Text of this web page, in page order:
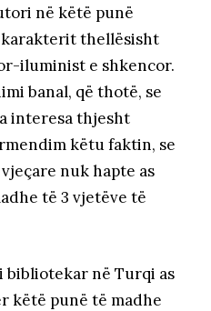
në këtë punë
thellësisht
iluminist e shkencor.
banal, që thotë, se
interesa thjesht
këtu faktin, se
nuk hapte as
të 3 vjetëve të
në Turqi as
këtë punë të madhe